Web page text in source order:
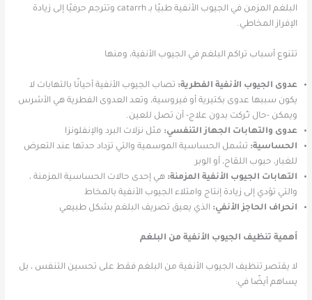
البلغم المزمن في الجيوب الأنفية طبيًا بـ catarrh وتترجم حرفيًا إلى زيادة
الإفراز المخاطي.
تتنوع أسباب تراكم البلغم في الجيوب الأنفية، ومنها
عدوى الجيوب الأنفية الفطرية: تصاب الجيوب الأنفية أحيانًا بالتهابات لا
يكون سببها عدوى بكتيرية أو فيروسية، وتعد العدوى الفطرية هي الأشرس
ويمكن -حال تـُركت بدون علاج- أن تصل للعين.
عدوى والتهابات الجهاز التنفسي: مثل نزلات البرد والإنفلونزا
الحساسية: تشمل الحساسية الموسمية والتي تزداد حدتها عند التعرض
للغبار، حبوب اللقاح، أو الوبر
التهابات الجيوب الأنفية المزمنة:هي إحدى حالات الحساسية المزمنة ،
والتي تؤدي إلى زيادة إنتاج وامتلاء الجيوب الأنفية بالمخاط
انحراف الحاجز الأنفي: الذي يعيق تصريف البلغم بشكل طبيعي
أهمية تنظيف الجيوب الأنفية من البلغم
لا يقتصر تنظيف الجيوب الأنفية من البلغم فقط على تحسين التنفس ، بل
يساهم أيضًا في: